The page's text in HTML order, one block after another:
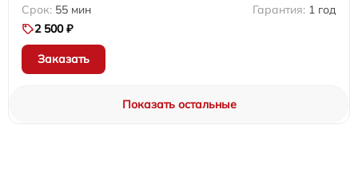
55 мин
1 год
2 500 ₽
Заказать
Показать остальные